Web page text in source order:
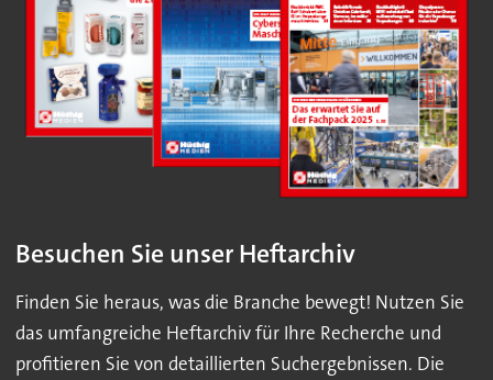
Besuchen Sie unser Heftarchiv
Finden Sie heraus, was die Branche bewegt! Nutzen Sie
das umfangreiche Heftarchiv für Ihre Recherche und
profitieren Sie von detaillierten Suchergebnissen. Die